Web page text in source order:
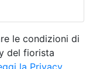
le condizioni di
del fiorista
la Privacy